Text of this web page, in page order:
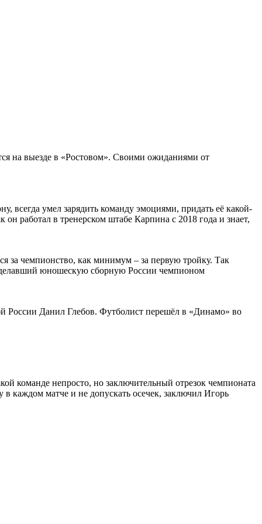
на выезде в «Ростовом». Своими ожиданиями от
всегда умел зарядить команду эмоциями, придать её какой-
работал в тренерском штабе Карпина с 2018 года и знает,
за чемпионство, как минимум – за первую тройку. Так
юношескую сборную России чемпионом
России Данил Глебов. Футболист перешёл в «Динамо» во
команде непросто, но заключительный отрезок чемпионата
в каждом матче и не допускать осечек, заключил Игорь